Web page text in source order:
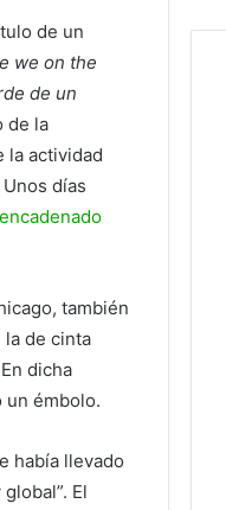
de un
we on the
de un
de la
la actividad
días
también
de cinta
dicha
un émbolo.
había llevado
El